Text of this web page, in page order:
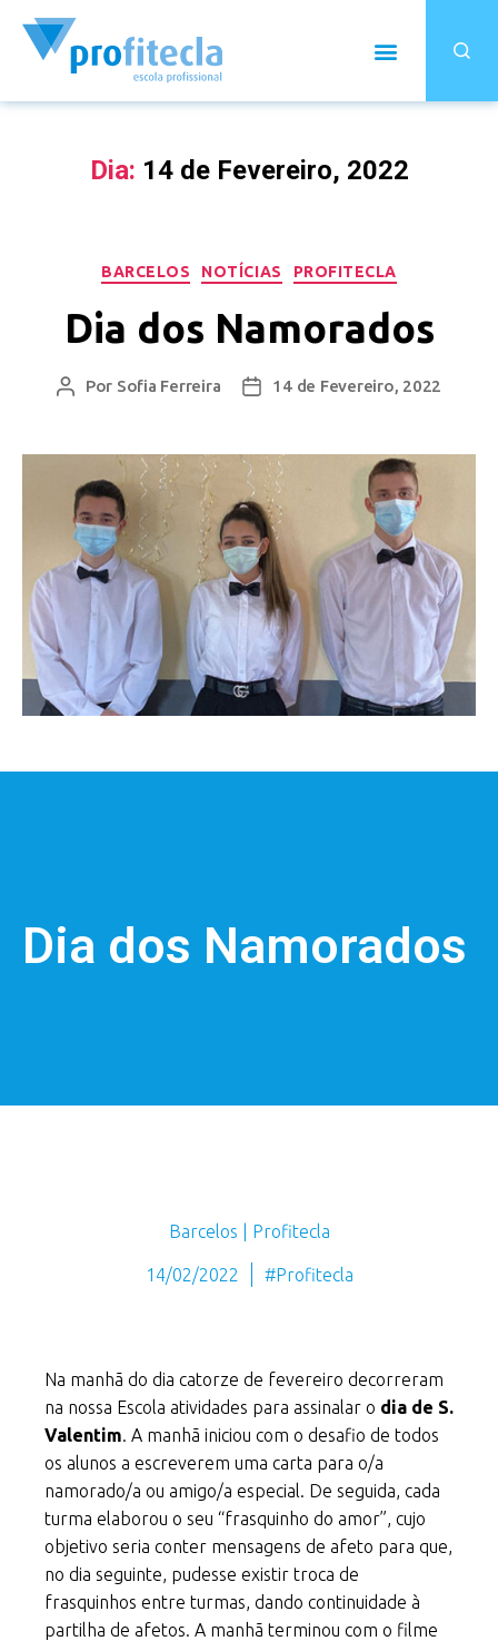
Dia: 14 de Fevereiro, 2022
BARCELOS NOTÍCIAS PROFITECLA
Dia dos Namorados
Por Sofia Ferreira 14 de Fevereiro, 2022
Dia dos Namorados
Barcelos | Profitecla
14/02/2022 #Profitecla
Na manhã do dia catorze de fevereiro decorreram
na nossa Escola atividades para assinalar o dia de S.
Valentim . A manhã iniciou com o desafio de todos
os alunos a escreverem uma carta para o/a
namorado/a ou amigo/a especial. De seguida, cada
turma elaborou o seu “frasquinho do amor”, cujo
objetivo seria conter mensagens de afeto para que,
no dia seguinte, pudesse existir troca de
frasquinhos entre turmas, dando continuidade à
partilha de afetos. A manhã terminou com o filme